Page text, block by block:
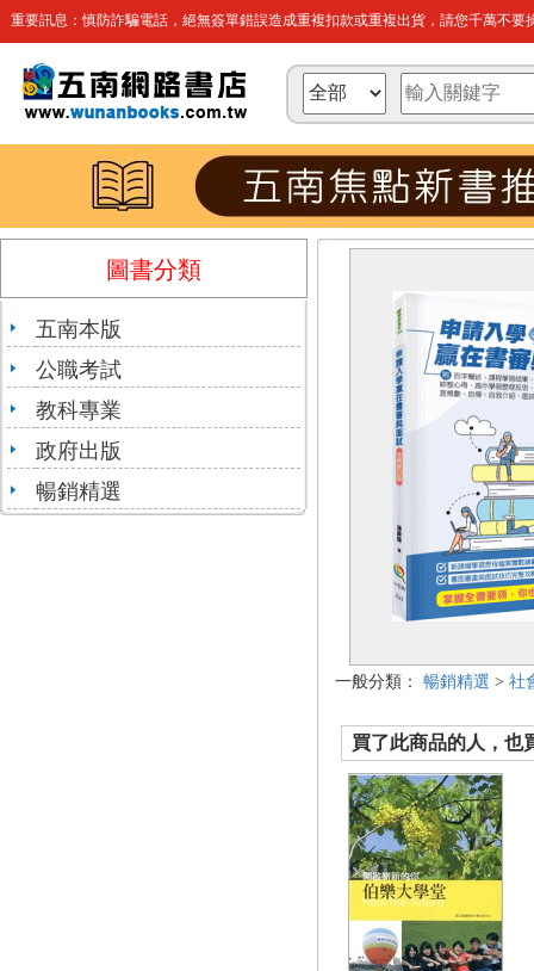
重要訊息：慎防詐騙電話，絕無簽單錯誤造成重複扣款或重複出貨，請您千萬不要
圖書分類
五南本版
公職考試
教科專業
政府出版
暢銷精選
一般分類： 暢銷精選 > 社
買了此商品的人，也